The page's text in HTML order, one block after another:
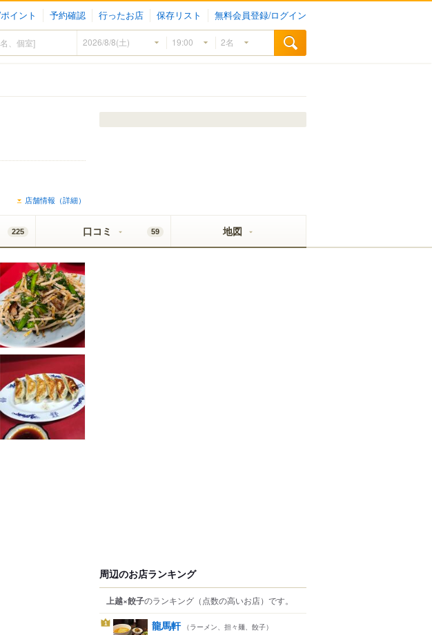
イント 予約確認 行ったお店 保存リスト 無料会員登録/ログイン
店舗情報（詳細）
225 口コミ 59 地図
周辺のお店ランキング
上越×餃子のランキング （点数の高いお店） です。
1 龍馬軒 （ラーメン、担々麺、餃子）